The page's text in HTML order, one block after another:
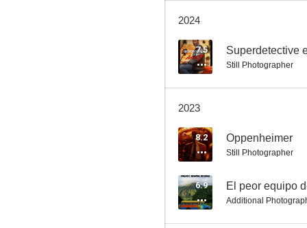
2024
7.5
Still Photographer
2023
8.2 Oppenheimer
Still Photographer
6.9 El peor equipo
Additional